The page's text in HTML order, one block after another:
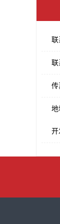
联
联
传
地
开